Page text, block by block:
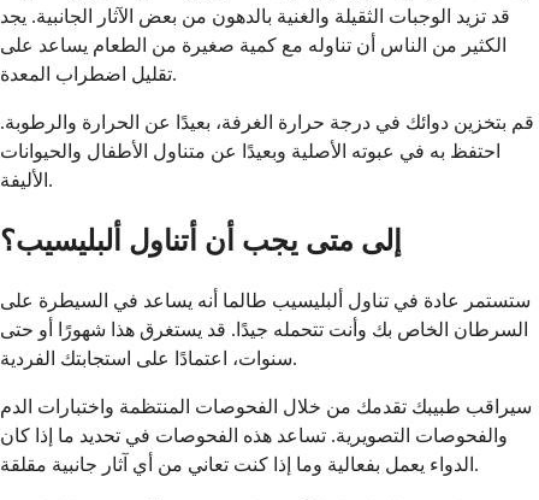
قد تزيد الوجبات الثقيلة والغنية بالدهون من بعض الآثار الجانبية. يجد
الكثير من الناس أن تناوله مع كمية صغيرة من الطعام يساعد على
تقليل اضطراب المعدة.
قم بتخزين دوائك في درجة حرارة الغرفة، بعيدًا عن الحرارة والرطوبة.
احتفظ به في عبوته الأصلية وبعيدًا عن متناول الأطفال والحيوانات
الأليفة.
إلى متى يجب أن أتناول ألبليسيب؟
ستستمر عادة في تناول ألبليسيب طالما أنه يساعد في السيطرة على
السرطان الخاص بك وأنت تتحمله جيدًا. قد يستغرق هذا شهورًا أو حتى
سنوات، اعتمادًا على استجابتك الفردية.
سيراقب طبيبك تقدمك من خلال الفحوصات المنتظمة واختبارات الدم
والفحوصات التصويرية. تساعد هذه الفحوصات في تحديد ما إذا كان
الدواء يعمل بفعالية وما إذا كنت تعاني من أي آثار جانبية مقلقة.